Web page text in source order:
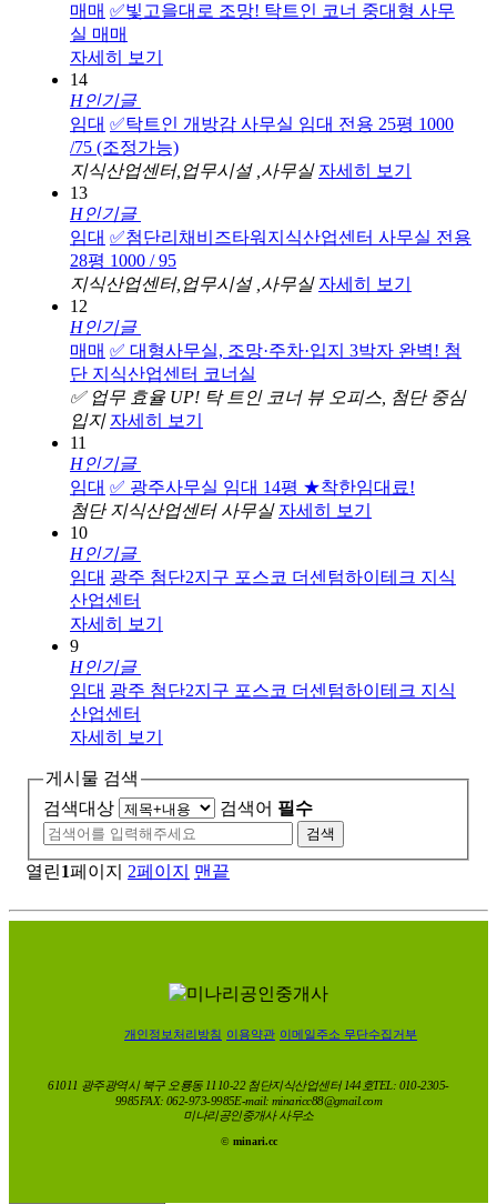
매매 ✅빛고을대로 조망! 탁트인 코너 중대형 사무
실 매매
자세히 보기
14
H인기글
임대 ✅탁트인 개방감 사무실 임대 전용 25평 1000
/75 (조정가능)
지식산업센터,업무시설 ,사무실 자세히 보기
13
H인기글
임대 ✅첨단리채비즈타워지식산업센터 사무실 전용
28평 1000 / 95
지식산업센터,업무시설 ,사무실 자세히 보기
12
H인기글
매매 ✅ 대형사무실, 조망·주차·입지 3박자 완벽! 첨
단 지식산업센터 코너실
✅ 업무 효율 UP! 탁 트인 코너 뷰 오피스, 첨단 중심
입지 자세히 보기
11
H인기글
임대 ✅ 광주사무실 임대 14평 ★착한임대료!
첨단 지식산업센터 사무실 자세히 보기
10
H인기글
임대 광주 첨단2지구 포스코 더센텀하이테크 지식
산업센터
자세히 보기
9
H인기글
임대 광주 첨단2지구 포스코 더센텀하이테크 지식
산업센터
자세히 보기
게시물 검색
검색대상
검색어 필수
검색
열린1페이지 2페이지 맨끝
개인정보처리방침 이용약관 이메일주소 무단수집거부
61011 광주광역시 북구 오룡동 1110-22 첨단지식산업센터 144호TEL: 010-2305-
9985FAX: 062-973-9985E-mail: minaricc88@gmail.com
미나리공인중개사 사무소
© minari.cc